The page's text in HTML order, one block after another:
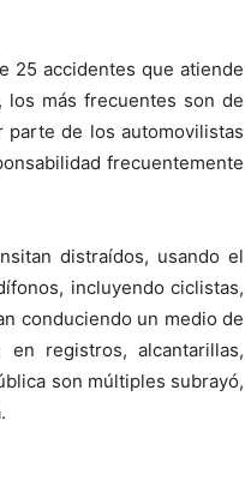
25 accidentes que atiende
los más frecuentes son de
de los automovilistas
frecuentemente
distraídos, usando el
incluyendo ciclistas,
conduciendo un medio de
registros, alcantarillas,
son múltiples subrayó,